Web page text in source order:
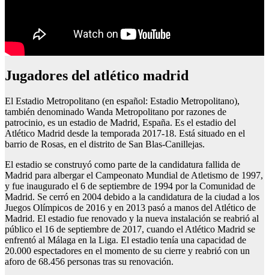
Jugadores del atlético madrid
El Estadio Metropolitano (en español: Estadio Metropolitano),
también denominado Wanda Metropolitano por razones de
patrocinio, es un estadio de Madrid, España. Es el estadio del
Atlético Madrid desde la temporada 2017-18. Está situado en el
barrio de Rosas, en el distrito de San Blas-Canillejas.
El estadio se construyó como parte de la candidatura fallida de
Madrid para albergar el Campeonato Mundial de Atletismo de 1997,
y fue inaugurado el 6 de septiembre de 1994 por la Comunidad de
Madrid. Se cerró en 2004 debido a la candidatura de la ciudad a los
Juegos Olímpicos de 2016 y en 2013 pasó a manos del Atlético de
Madrid. El estadio fue renovado y la nueva instalación se reabrió al
público el 16 de septiembre de 2017, cuando el Atlético Madrid se
enfrentó al Málaga en la Liga. El estadio tenía una capacidad de
20.000 espectadores en el momento de su cierre y reabrió con un
aforo de 68.456 personas tras su renovación.